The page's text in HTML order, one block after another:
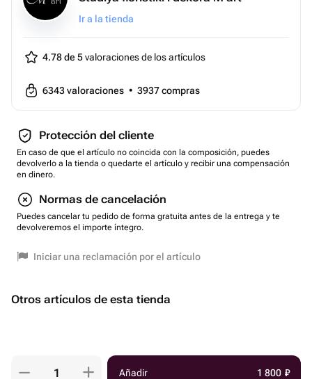
Ir a la tienda
4.78 de 5valoraciones de los artículos
6343valoraciones • 3937compras
Protección del cliente
En caso de que el artículo no coincida con la composición, puedes
devolverlo a la tienda o quedarte el artículo y recibir una compensación
en dinero.
Normas de cancelación
Puedes cancelar tu pedido de forma gratuita antes de la entrega y te
devolveremos el importe íntegro.
Iniciar una reclamación por el artículo
Otros artículos de esta tienda
Añadir 1 800 ₽